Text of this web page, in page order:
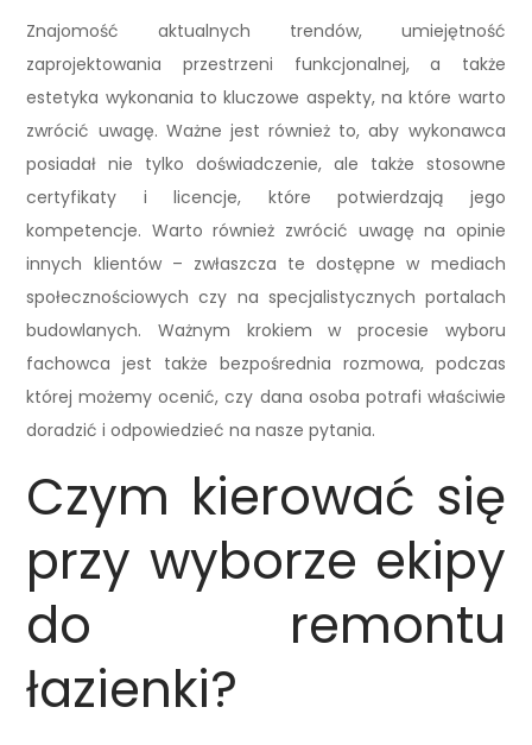
Znajomość aktualnych trendów, umiejętność
zaprojektowania przestrzeni funkcjonalnej, a także
estetyka wykonania to kluczowe aspekty, na które warto
zwrócić uwagę. Ważne jest również to, aby wykonawca
posiadał nie tylko doświadczenie, ale także stosowne
certyfikaty i licencje, które potwierdzają jego
kompetencje. Warto również zwrócić uwagę na opinie
innych klientów – zwłaszcza te dostępne w mediach
społecznościowych czy na specjalistycznych portalach
budowlanych. Ważnym krokiem w procesie wyboru
fachowca jest także bezpośrednia rozmowa, podczas
której możemy ocenić, czy dana osoba potrafi właściwie
doradzić i odpowiedzieć na nasze pytania.
Czym kierować się
przy wyborze ekipy
do remontu
łazienki?